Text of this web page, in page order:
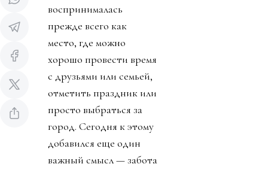
воспринималась
прежде всего как
место, где можно
хорошо провести время
с друзьями или семьей,
отметить праздник или
просто выбраться за
город. Сегодня к этому
добавился еще один
важный смысл — забота